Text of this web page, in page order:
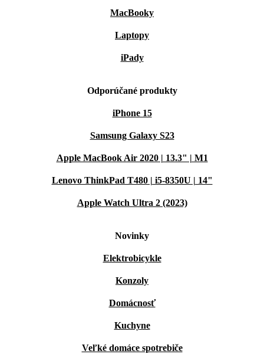
MacBooky
Laptopy
iPady
Odporúčané produkty
iPhone 15
Samsung Galaxy S23
Apple MacBook Air 2020 | 13.3" | M1
Lenovo ThinkPad T480 | i5-8350U | 14"
Apple Watch Ultra 2 (2023)
Novinky
Elektrobicykle
Konzoly
Domácnosť
Kuchyne
Veľké domáce spotrebiče